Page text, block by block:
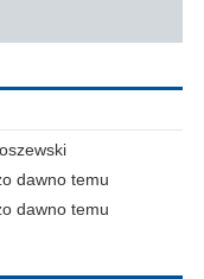
dawno temu
dawno temu